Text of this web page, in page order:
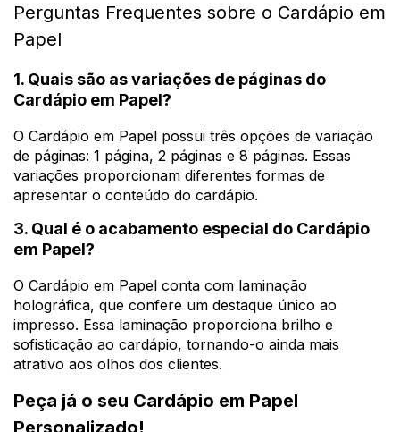
Perguntas Frequentes sobre o Cardápio em
Papel
1. Quais são as variações de páginas do
Cardápio em Papel?
O Cardápio em Papel possui três opções de variação
de páginas: 1 página, 2 páginas e 8 páginas. Essas
variações proporcionam diferentes formas de
apresentar o conteúdo do cardápio.
3. Qual é o acabamento especial do Cardápio
em Papel?
O Cardápio em Papel conta com laminação
holográfica, que confere um destaque único ao
impresso. Essa laminação proporciona brilho e
sofisticação ao cardápio, tornando-o ainda mais
atrativo aos olhos dos clientes.
Peça já o seu Cardápio em Papel
Personalizado!